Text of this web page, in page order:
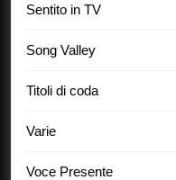
Sentito in TV
Song Valley
Titoli di coda
Varie
Voce Presente